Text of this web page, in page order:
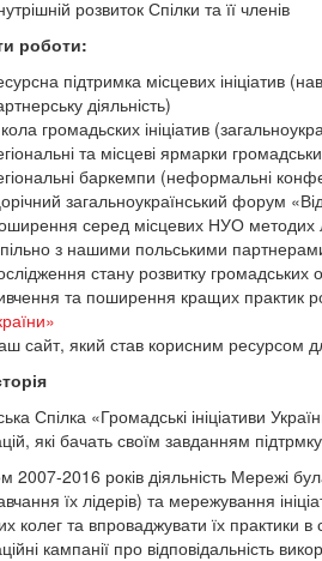
розвиток Спілки та її членів
роботи:
підтримка місцевих ініціатив
діяльність)
громадьских ініціатив
та місцеві ярмарки
баркемпи (неформальні
загальноукраїнський форум
серед місцевих НУО методих
з нашими польськими
стану розвитку громадських
та поширення кращих практик
сайт, який став корисним ресурсом
Спілка «Громадські ініціативи
які бачать своїм завданням
2007-2016 років діяльність Мережі
їх лідерів) та мережування
колег та впроваджувати їх практики
кампанії про відповідальність